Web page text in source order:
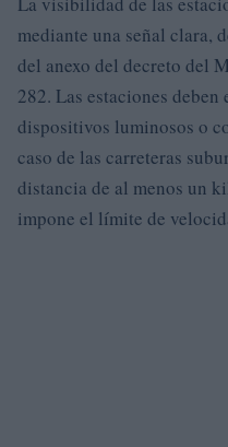
mediante una señal clara,
del anexo del decreto del
282. Las estaciones deben
dispositivos luminosos o
caso de las carreteras
distancia de al menos un
impone el límite de